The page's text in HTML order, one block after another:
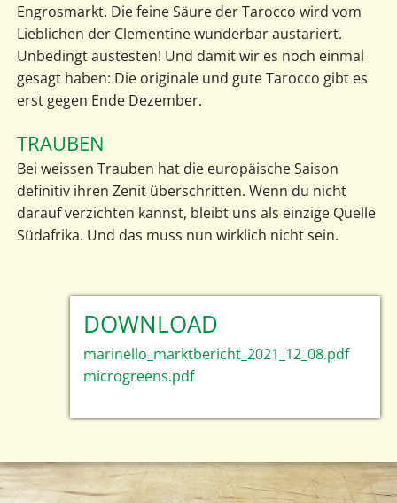
Engrosmarkt. Die feine Säure der Tarocco wird vom
Lieblichen der Clementine wunderbar austariert.
Unbedingt austesten! Und damit wir es noch einmal
gesagt haben: Die originale und gute Tarocco gibt es
erst gegen Ende Dezember.
TRAUBEN
Bei weissen Trauben hat die europäische Saison
definitiv ihren Zenit überschritten. Wenn du nicht
darauf verzichten kannst, bleibt uns als einzige Quelle
Südafrika. Und das muss nun wirklich nicht sein.
DOWNLOAD
marinello_marktbericht_2021_12_08.pdf
microgreens.pdf